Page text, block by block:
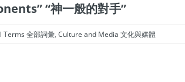
“神一般的對手”
Terms 全部詞彙, Culture and Media 文化與媒體